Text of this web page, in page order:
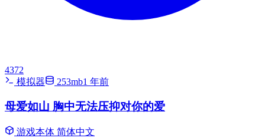
4372
模拟器
253mb1 年前
母爱如山 胸中无法压抑对你的爱
游戏本体 简体中文